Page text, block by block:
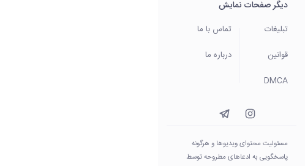
دیگر صفحات نمایش
تبلیغات
تماس با ما
قوانین
درباره ما
DMCA
مسئولیت محتوای ویدیو‌ها و هرگونه
پاسخگویی به ادعاهای مطروحه توسط